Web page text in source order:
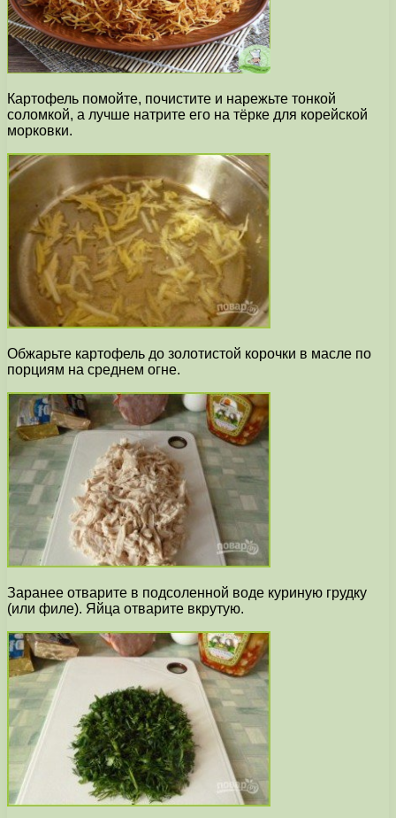
Картофель помойте, почистите и нарежьте тонкой
соломкой, а лучше натрите его на тёрке для корейской
морковки.
Обжарьте картофель до золотистой корочки в масле по
порциям на среднем огне.
Заранее отварите в подсоленной воде куриную грудку
(или филе). Яйца отварите вкрутую.